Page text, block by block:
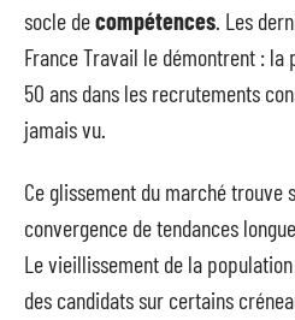
socle decompétences . Les
France Travail le démontrent : la
50 ans dans les recrutements
jamais vu.
Ce glissement du marché trouve
convergence de tendances
Le vieillissement de la
des candidats sur certains